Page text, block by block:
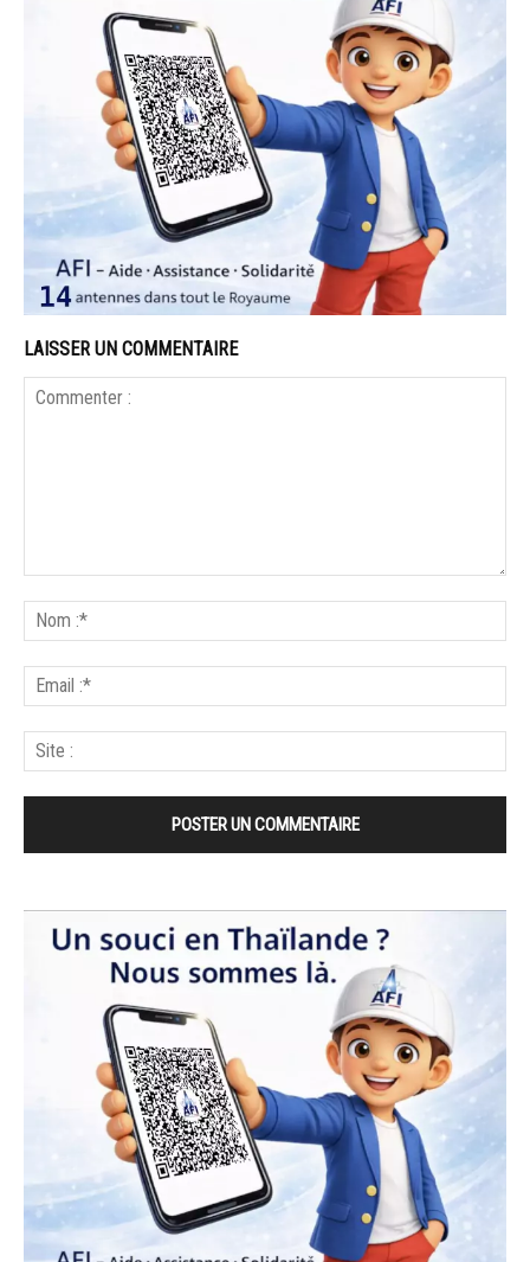
LAISSER UN COMMENTAIRE